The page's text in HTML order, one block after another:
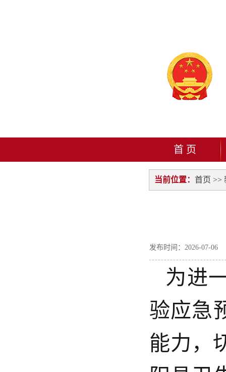
首 页
当前位置： 首页 >>
发布时间：2026-07-
为进
验应急
能力，